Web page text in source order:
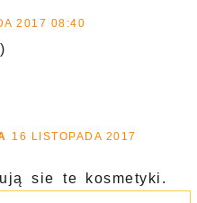
2017 08:40
16 LISTOPADA 2017
sie te kosmetyki.